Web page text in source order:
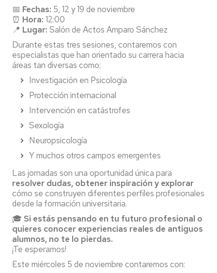
📅 Fechas: 5, 12 y 19 de noviembre
⏰ Hora: 12:00
📍 Lugar: Salón de Actos Amparo Sánchez
Durante estas tres sesiones, contaremos con
especialistas que han orientado su carrera hacia
áreas tan diversas como:
Investigación en Psicología
Protección internacional
Intervención en catástrofes
Sexología
Neuropsicología
Y muchos otros campos emergentes
Las jornadas son una oportunidad única para
resolver dudas, obtener inspiración y explorar
cómo se construyen diferentes perfiles profesionales
desde la formación universitaria.
🎓 Si estás pensando en tu futuro profesional o
quieres conocer experiencias reales de antiguos
alumnos, no te lo pierdas.
¡Te esperamos!
Este miércoles 5 de noviembre contaremos con: